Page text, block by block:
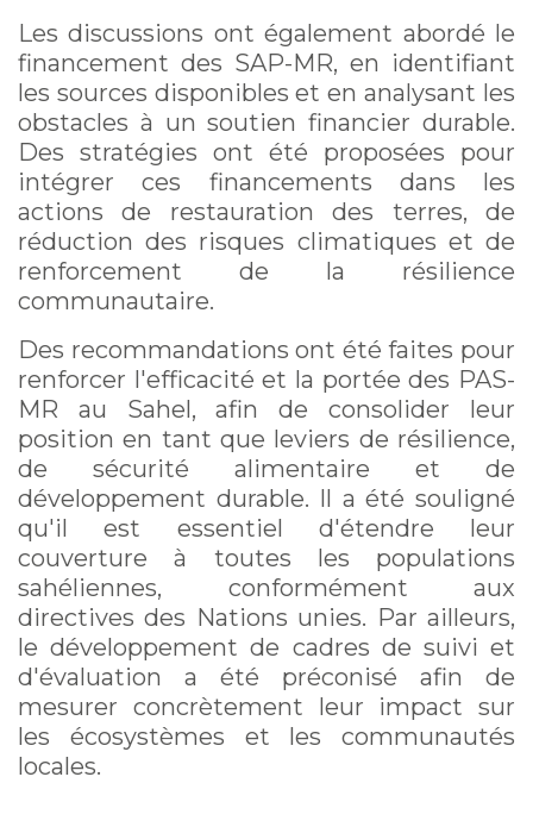
Les discussions ont également abordé le
financement des SAP-MR, en identifiant
les sources disponibles et en analysant les
obstacles à un soutien financier durable.
Des stratégies ont été proposées pour
intégrer ces financements dans les
actions de restauration des terres, de
réduction des risques climatiques et de
renforcement de la résilience
communautaire.
Des recommandations ont été faites pour
renforcer l'efficacité et la portée des PAS-
MR au Sahel, afin de consolider leur
position en tant que leviers de résilience,
de sécurité alimentaire et de
développement durable. Il a été souligné
qu'il est essentiel d'étendre leur
couverture à toutes les populations
sahéliennes, conformément aux
directives des Nations unies. Par ailleurs,
le développement de cadres de suivi et
d'évaluation a été préconisé afin de
mesurer concrètement leur impact sur
les écosystèmes et les communautés
locales.